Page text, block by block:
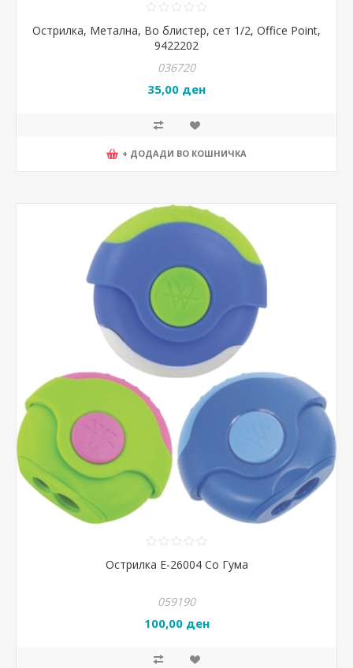
Острилка, Метална, Во блистер, сет 1/2, Office Point,
9422202
036720
35,00 ден
+ ДОДАДИ ВО КОШНИЧКА
Острилка Е-26004 Со Гума
059190
100,00 ден